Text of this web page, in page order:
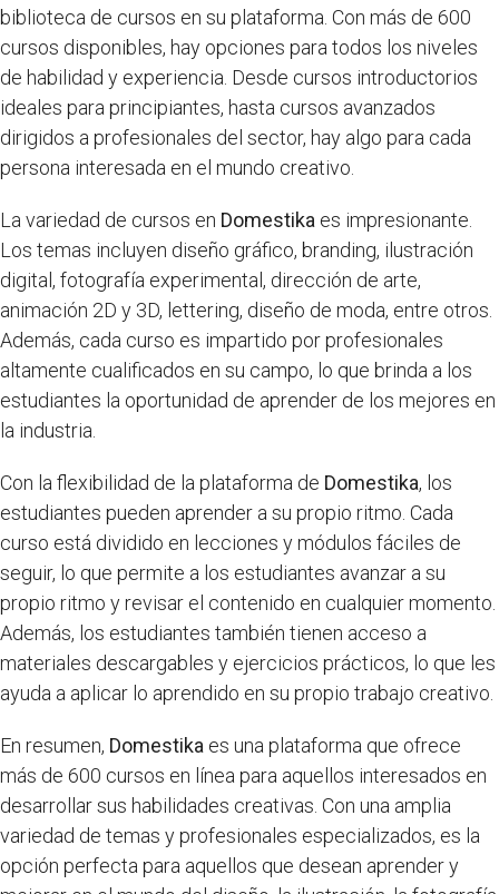
biblioteca de cursos en su plataforma. Con más de 600
cursos disponibles, hay opciones para todos los niveles
de habilidad y experiencia. Desde cursos introductorios
ideales para principiantes, hasta cursos avanzados
dirigidos a profesionales del sector, hay algo para cada
persona interesada en el mundo creativo.
La variedad de cursos en Domestika es impresionante.
Los temas incluyen diseño gráfico, branding, ilustración
digital, fotografía experimental, dirección de arte,
animación 2D y 3D, lettering, diseño de moda, entre otros.
Además, cada curso es impartido por profesionales
altamente cualificados en su campo, lo que brinda a los
estudiantes la oportunidad de aprender de los mejores en
la industria.
Con la flexibilidad de la plataforma de Domestika, los
estudiantes pueden aprender a su propio ritmo. Cada
curso está dividido en lecciones y módulos fáciles de
seguir, lo que permite a los estudiantes avanzar a su
propio ritmo y revisar el contenido en cualquier momento.
Además, los estudiantes también tienen acceso a
materiales descargables y ejercicios prácticos, lo que les
ayuda a aplicar lo aprendido en su propio trabajo creativo.
En resumen, Domestika es una plataforma que ofrece
más de 600 cursos en línea para aquellos interesados en
desarrollar sus habilidades creativas. Con una amplia
variedad de temas y profesionales especializados, es la
opción perfecta para aquellos que desean aprender y